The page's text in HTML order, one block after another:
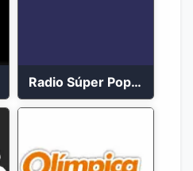
Radio Súper Popayán en vivo 2023